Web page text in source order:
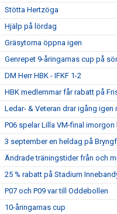
Stötta Hertzöga
Hjälp på lördag
Gräsytorna öppna igen
Genrepet 9-åringarnas cup på
DM Herr HBK - IFKF 1-2
HBK medlemmar får rabatt på
Ledar- & Veteran drar igång igen
P06 spelar Lilla VM-final imorgon
3 september en heldag på
Ändrade träningstider från och
25 % rabatt på Stadium
P07 och P09 var till Oddebollen
10-åringarnas cup